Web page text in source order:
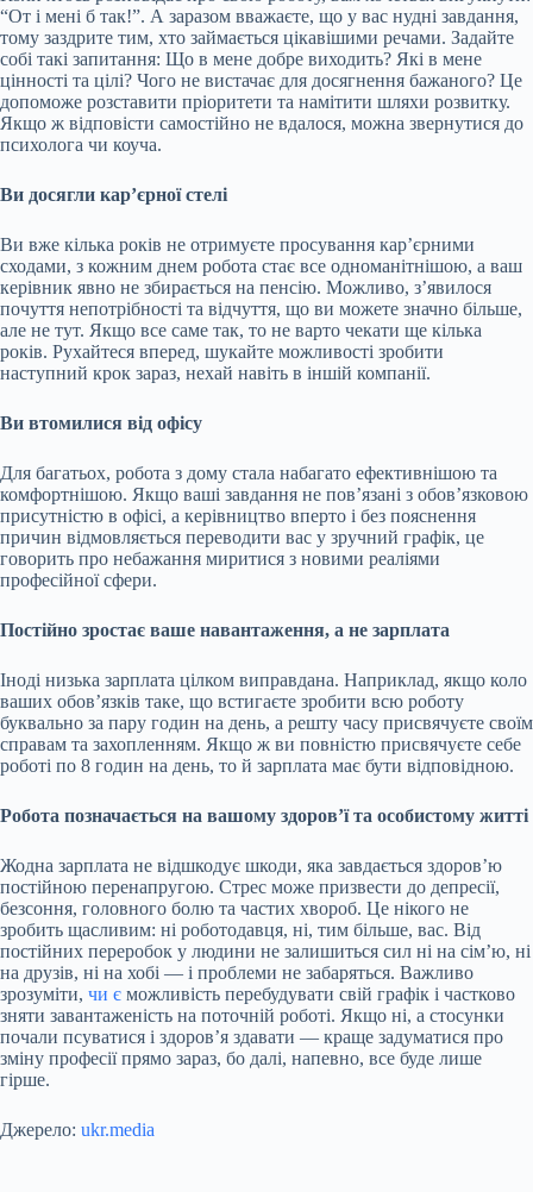
“От і мені б так!”. А заразом вважаєте, що у вас нудні завдання,
тому заздрите тим, хто займається цікавішими речами. Задайте
собі такі запитання: Що в мене добре виходить? Які в мене
цінності та цілі? Чого не вистачає для досягнення бажаного? Це
допоможе розставити пріоритети та намітити шляхи розвитку.
Якщо ж відповісти самостійно не вдалося, можна звернутися до
психолога чи коуча.
Ви досягли кар’єрної стелі
Ви вже кілька років не отримуєте просування кар’єрними
сходами, з кожним днем робота стає все одноманітнішою, а ваш
керівник явно не збирається на пенсію. Можливо, з’явилося
почуття непотрібності та відчуття, що ви можете значно більше,
але не тут. Якщо все саме так, то не варто чекати ще кілька
років. Рухайтеся вперед, шукайте можливості зробити
наступний крок зараз, нехай навіть в іншій компанії.
Ви втомилися від офісу
Для багатьох, робота з дому стала набагато ефективнішою та
комфортнішою. Якщо ваші завдання не пов’язані з обов’язковою
присутністю в офісі, а керівництво вперто і без пояснення
причин відмовляється переводити вас у зручний графік, це
говорить про небажання миритися з новими реаліями
професійної сфери.
Постійно зростає ваше навантаження, а не зарплата
Іноді низька зарплата цілком виправдана. Наприклад, якщо коло
ваших обов’язків таке, що встигаєте зробити всю роботу
буквально за пару годин на день, а решту часу присвячуєте своїм
справам та захопленням. Якщо ж ви повністю присвячуєте себе
роботі по 8 годин на день, то й зарплата має бути відповідною.
Робота позначається на вашому здоров’ї та особистому житті
Жодна зарплата не відшкодує шкоди, яка завдається здоров’ю
постійною перенапругою. Стрес може призвести до депресії,
безсоння, головного болю та частих хвороб. Це нікого не
зробить щасливим: ні роботодавця, ні, тим більше, вас. Від
постійних переробок у людини не залишиться сил ні на сім’ю, ні
на друзів, ні на хобі — і проблеми не забаряться. Важливо
зрозуміти, чи є можливість перебудувати свій графік і частково
зняти завантаженість на поточній роботі. Якщо ні, а стосунки
почали псуватися і здоров’я здавати — краще задуматися про
зміну професії прямо зараз, бо далі, напевно, все буде лише
гірше.
Джерело: ukr.media